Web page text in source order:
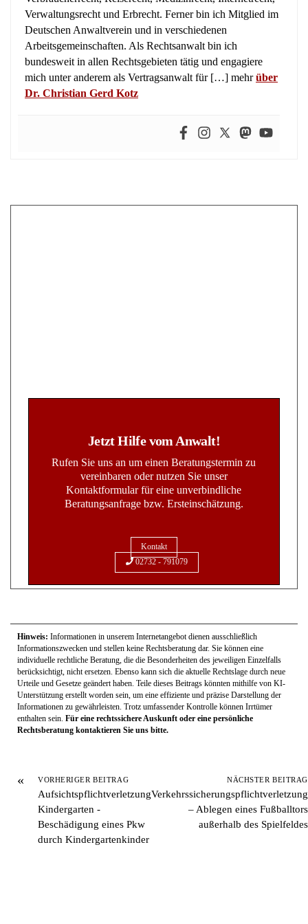
Verwaltungsrecht und Erbrecht. Ferner bin ich Mitglied im
Deutschen Anwaltverein und in verschiedenen
Arbeitsgemeinschaften. Als Rechtsanwalt bin ich
bundesweit in allen Rechtsgebieten tätig und engagiere
mich unter anderem als Vertragsanwalt für […] mehrüber
Dr. Christian Gerd Kotz
Jetzt Hilfe vom Anwalt!
Rufen Sie uns an um einen Beratungstermin zu
vereinbaren oder nutzen Sie unser
Kontaktformular für eine unverbindliche
Beratungsanfrage bzw. Ersteinschätzung.
Kontakt
02732 - 791079
Hinweis: Informationen in unserem Internetangebot dienen ausschließlich
Informationszwecken und stellen keine Rechtsberatung dar. Sie können eine
individuelle rechtliche Beratung, die die Besonderheiten des jeweiligen Einzelfalls
berücksichtigt, nicht ersetzen. Ebenso kann sich die aktuelle Rechtslage durch neue
Urteile und Gesetze geändert haben. Teile dieses Beitrags könnten mithilfe von KI-
Unterstützung erstellt worden sein, um eine effiziente und präzise Darstellung der
Informationen zu gewährleisten. Trotz umfassender Kontrolle können Irrtümer
enthalten sein. Für eine rechtssichere Auskunft oder eine persönliche
Rechtsberatung kontaktieren Sie uns bitte.
« VORHERIGER BEITRAG
Aufsichtspflichtverletzung
Kindergarten -
Beschädigung eines Pkw
durch Kindergartenkinder
NÄCHSTER BEITRAG
Verkehrssicherungspflichtverletzung
– Ablegen eines Fußballtors
außerhalb des Spielfeldes